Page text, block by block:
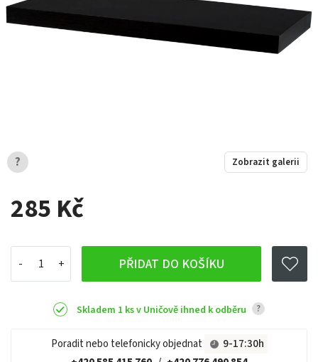
285 Kč
PŘIDAT DO KOŠÍKU
Skladem 1 ks v Uničově ihned k odběru ?
Poradit nebo telefonicky objednat
9-17:30h
Zobrazit galerii
?